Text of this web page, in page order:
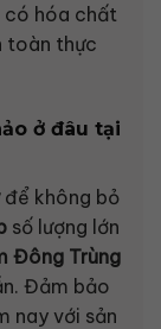
có hóa chất
toàn thực
ở đâu tại
để không bỏ
số lượng lớn
Đông Trùng
Đảm bảo
nay với sản